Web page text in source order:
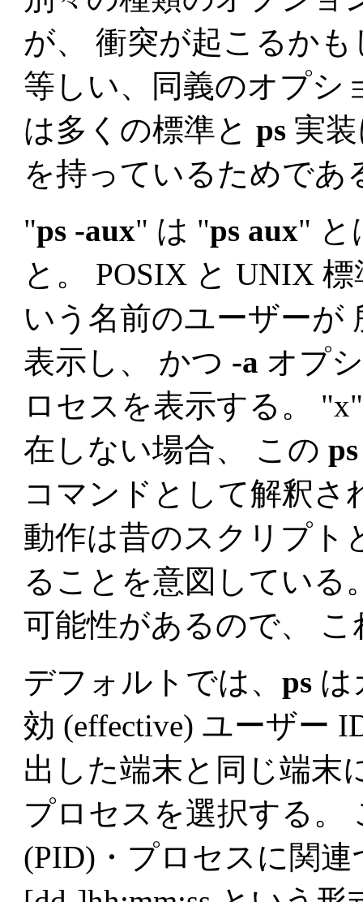
が、 衝突が起こるか
等しい、同義のオプシ
は多くの標準とps 実
を持っているためであ
"ps -aux" は "ps aux" と
と。 POSIX と UNIX
いう名前のユーザーが
表示し、 かつ -a オプ
ロセスを表示する。
在しない場合、 このps
コマンドとして解釈さ
動作は昔のスクリプト
ることを意図している
可能性があるので、
デフォルトでは、ps は
効 (effective) ユーザー
出した端末と同じ端末
プロセスを選択する。
(PID)・プロセスに関